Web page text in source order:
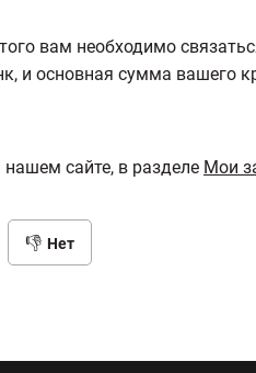
вам необходимо
и основная сумма вашего
сайте, в разделе Мои
Нет